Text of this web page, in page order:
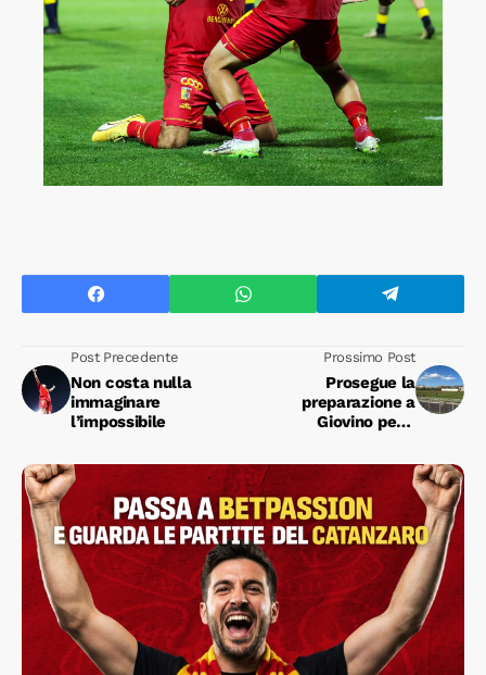
Post Precedente
Non costa nulla
immaginare
l’impossibile
Prossimo Post
Prosegue la
preparazione a
Giovino per il